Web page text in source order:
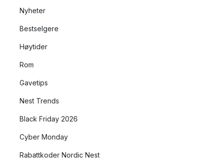
Nyheter
Bestselgere
Høytider
Rom
Gavetips
Nest Trends
Black Friday 2026
Cyber Monday
Rabattkoder Nordic Nest